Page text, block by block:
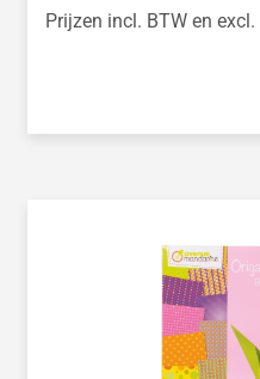
Prijzen incl. BTW en